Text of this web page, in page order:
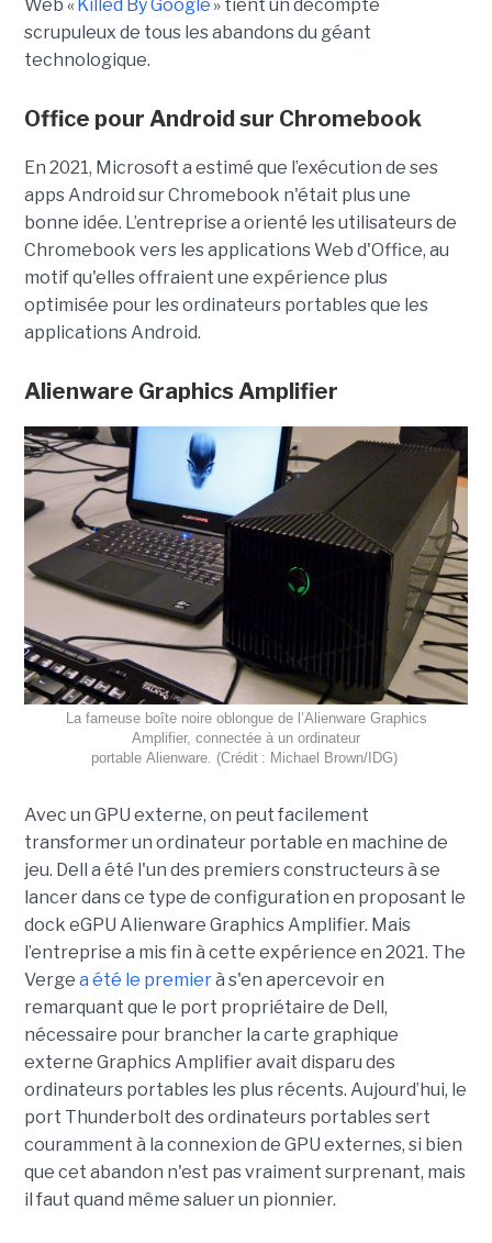
Web « Killed By Google » tient un décompte
scrupuleux de tous les abandons du géant
technologique.
Office pour Android sur Chromebook
En 2021, Microsoft a estimé que l’exécution de ses
apps Android sur Chromebook n'était plus une
bonne idée. L’entreprise a orienté les utilisateurs de
Chromebook vers les applications Web d'Office, au
motif qu'elles offraient une expérience plus
optimisée pour les ordinateurs portables que les
applications Android.
Alienware Graphics Amplifier
La fameuse boîte noire oblongue de l’Alienware Graphics
Amplifier, connectée à un ordinateur
portable Alienware. (Crédit : Michael Brown/IDG)
Avec un GPU externe, on peut facilement
transformer un ordinateur portable en machine de
jeu. Dell a été l'un des premiers constructeurs à se
lancer dans ce type de configuration en proposant le
dock eGPU Alienware Graphics Amplifier. Mais
l’entreprise a mis fin à cette expérience en 2021. The
Verge a été le premierà s'en apercevoir en
remarquant que le port propriétaire de Dell,
nécessaire pour brancher la carte graphique
externe Graphics Amplifier avait disparu des
ordinateurs portables les plus récents. Aujourd’hui, le
port Thunderbolt des ordinateurs portables sert
couramment à la connexion de GPU externes, si bien
que cet abandon n'est pas vraiment surprenant, mais
il faut quand même saluer un pionnier.